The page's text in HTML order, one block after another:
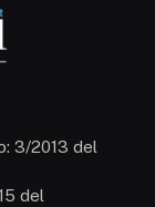
3/2013 del
del